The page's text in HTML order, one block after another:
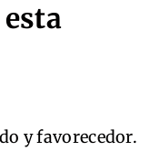
y favorecedor.